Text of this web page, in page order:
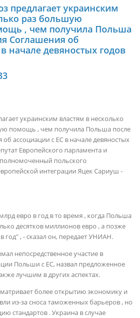
предлагает украинским
раз большую
, чем получила Польша
Соглашения об
начале девяностых годов
украинским властям в несколько
помощь , чем получила Польша после
ассоциации с ЕС в начале девяностых
Европейского парламента и
польского
интеграции Яцек Сариуш -
евро в год в то время , когда Польша
десятков миллионов евро , а позже
год" , - сказал он, передает УНИАН.
непосредственное участие в
Польши с ЕС, назвал предложенное
лучшим в других аспектах.
более открытию экономику и
из-за сноса таможенных барьеров , но
стандартов . Украина в случае